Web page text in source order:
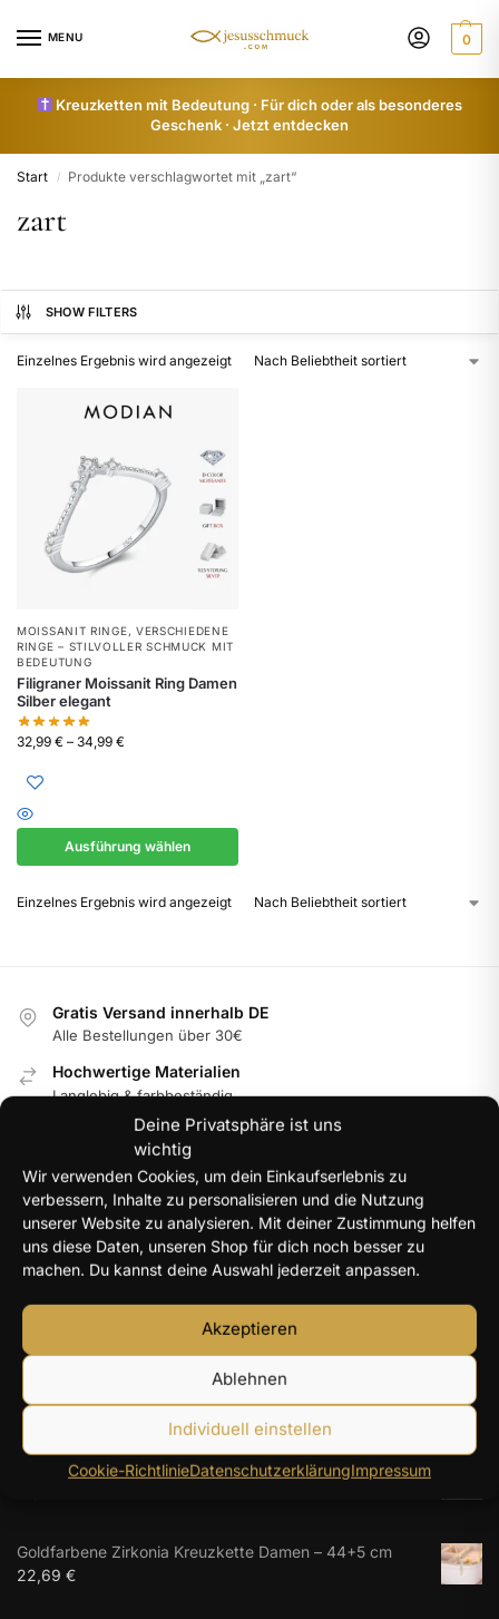
Deine Privatsphäre ist uns
wichtig
Wir verwenden Cookies, um dein Einkaufserlebnis zu
verbessern, Inhalte zu personalisieren und die Nutzung
unserer Website zu analysieren. Mit deiner Zustimmung helfen
uns diese Daten, unseren Shop für dich noch besser zu
machen. Du kannst deine Auswahl jederzeit anpassen.
Akzeptieren
Ablehnen
Individuell einstellen
Cookie-RichtlinieDatenschutzerklärungImpressum
MENU 0
Kreuzketten mit Bedeutung · Für dich oder als besonderes
Geschenk · Jetzt entdecken
Start / Produkte verschlagwortet mit „zart“
zart
SHOW FILTERS
Einzelnes Ergebnis wird angezeigt
MOISSANIT RINGE, VERSCHIEDENE
RINGE – STILVOLLER SCHMUCK MIT
BEDEUTUNG
Filigraner Moissanit Ring Damen
Silber elegant
32,99 € – 34,99 €
Ausführung wählen
Einzelnes Ergebnis wird angezeigt
Gratis Versand innerhalb DE
Alle Bestellungen über 30€
Hochwertige Materialien
Langlebig & farbbeständig
Internationale Garantie
Im jeweiligen Land der Nutzung
100% Secure Checkout
PayPal / MasterCard / Visa
NEUE PRODUKTE
Y2K Engelsflügel Halskette Damen silberfarben – 40+5
14,96€
Herz Zirkon Ring Damen – farbiger Herzstein
Goldfarbene Zirkonia Kreuzkette Damen – 44+5 cm
22,69 €